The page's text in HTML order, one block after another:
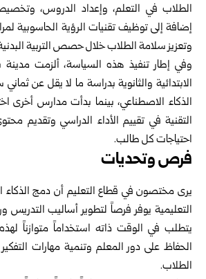
الطلاب في التعلم، وإعداد الدروس،
إضافة إلى توظيف تقنيات الرؤية الحاسوبية
وتعزيز سلامة الطلاب خلال حصص التربية
وفي إطار تنفيذ هذه السياسة، ألزمت مدينة
الابتدائية والثانوية بدراسة ما لا يقل عن
الذكاء الاصطناعي، بينما بدأت مدارس أخرى
التقنية في تقييم الأداء الدراسي وتقديم
احتياجات كل طالب.
فرص وتحديات
يرى مختصون في قطاع التعليم أن دمج الذكاء
التعليمية يوفر فرصاً لتطوير أساليب التدريس
يتطلب في الوقت ذاته استخداماً متوازناً
الحفاظ على دور المعلم وتنمية مهارات
الطلاب.